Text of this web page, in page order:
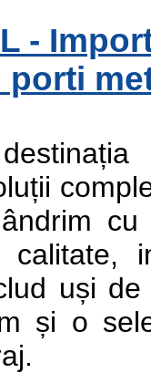
-
porti
uși
și o